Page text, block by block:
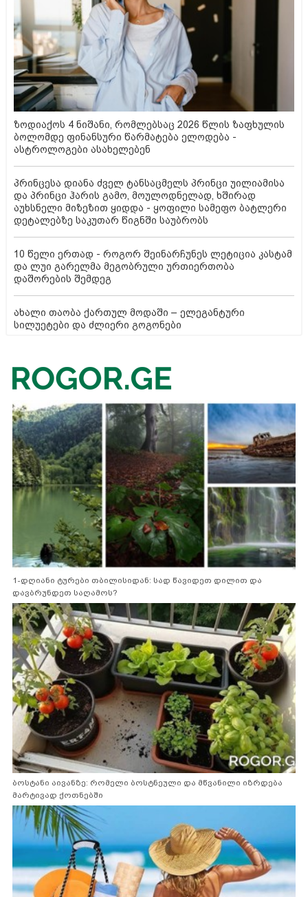
ზოდიაქოს 4 ნიშანი, რომლებსაც 2026 წლის ზაფხულის
ბოლომდე ფინანსური წარმატება ელოდება -
ასტროლოგები ასახელებენ
პრინცესა დიანა ძველ ტანსაცმელს პრინცი უილიამისა
და პრინცი ჰარის გამო, მოულოდნელად, ხშირად
აუხსნელი მიზეზით ყიდდა - ყოფილი სამეფო ბატლერი
დეტალებზე საკუთარ წიგნში საუბრობს
10 წელი ერთად - როგორ შეინარჩუნეს ლეტიცია კასტამ
და ლუი გარელმა მეგობრული ურთიერთობა
დაშორების შემდეგ
ახალი თაობა ქართულ მოდაში – ელეგანტური
სილუეტები და ძლიერი გოგონები
1-დღიანი ტურები თბილისიდან: სად წავიდეთ დილით და
დავბრუნდეთ საღამოს?
ბოსტანი აივანზე: რომელი ბოსტნეული და მწვანილი იზრდება
მარტივად ქოთნებში